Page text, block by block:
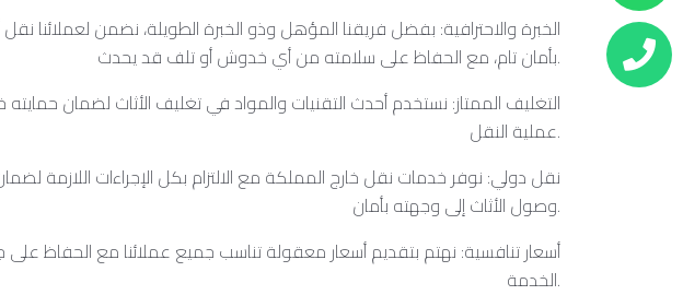
الخبرة والاحترافية: بفضل فريقنا المؤهل وذو الخبرة الطويلة، نضمن لعملائنا نقل
بأمان تام، مع الحفاظ على سلامته من أي خدوش أو تلف قد يحدث.
التغليف الممتاز: نستخدم أحدث التقنيات والمواد في تغليف الأثاث لضمان حمايته
عملية النقل.
نقل دولي: نوفر خدمات نقل خارج المملكة مع الالتزام بكل الإجراءات اللازمة
وصول الأثاث إلى وجهته بأمان.
أسعار تنافسية: نهتم بتقديم أسعار معقولة تناسب جميع عملائنا مع الحفاظ
الخدمة.